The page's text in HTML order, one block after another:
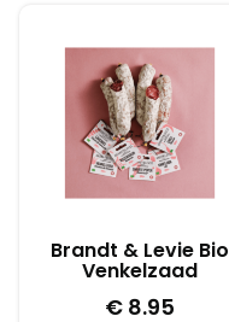
Brandt & Levie Bio
Venkelzaad
€ 8.95